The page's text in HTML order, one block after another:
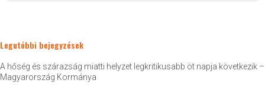
Legutóbbi bejegyzések
A hőség és szárazság miatti helyzet legkritikusabb öt napja következik –
Magyarország Kormánya